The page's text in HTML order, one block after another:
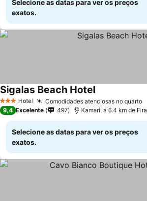
Selecione as datas para ver os preços
exatos.
3 EstrelasHotel Comodidades atenciosas no quarto
Sigalas Beach Hotel
9,4 Excelente 497 Kamari, a 6.4 km de Fira
Selecione as datas para ver os preços
exatos.